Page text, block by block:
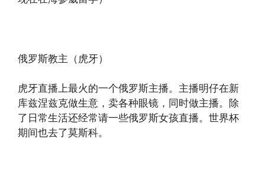
俄罗斯教主（虎牙）
虎牙直播上最火的一个俄罗斯主播。主播明仔在新
库兹涅兹克做生意，卖各种眼镜，同时做主播。除
了日常生活还经常请一些俄罗斯女孩直播。世界杯
期间也去了莫斯科。